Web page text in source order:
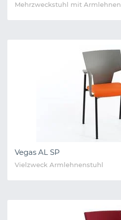
Mehrzweckstuhl mit Armlehnen
Vegas AL SP
Vielzweck Armlehnenstuhl